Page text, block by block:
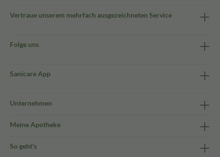
Vertraue unserem mehrfach ausgezeichneten Service
Folge uns
Sanicare App
Unternehmen
Meine Apotheke
So geht's